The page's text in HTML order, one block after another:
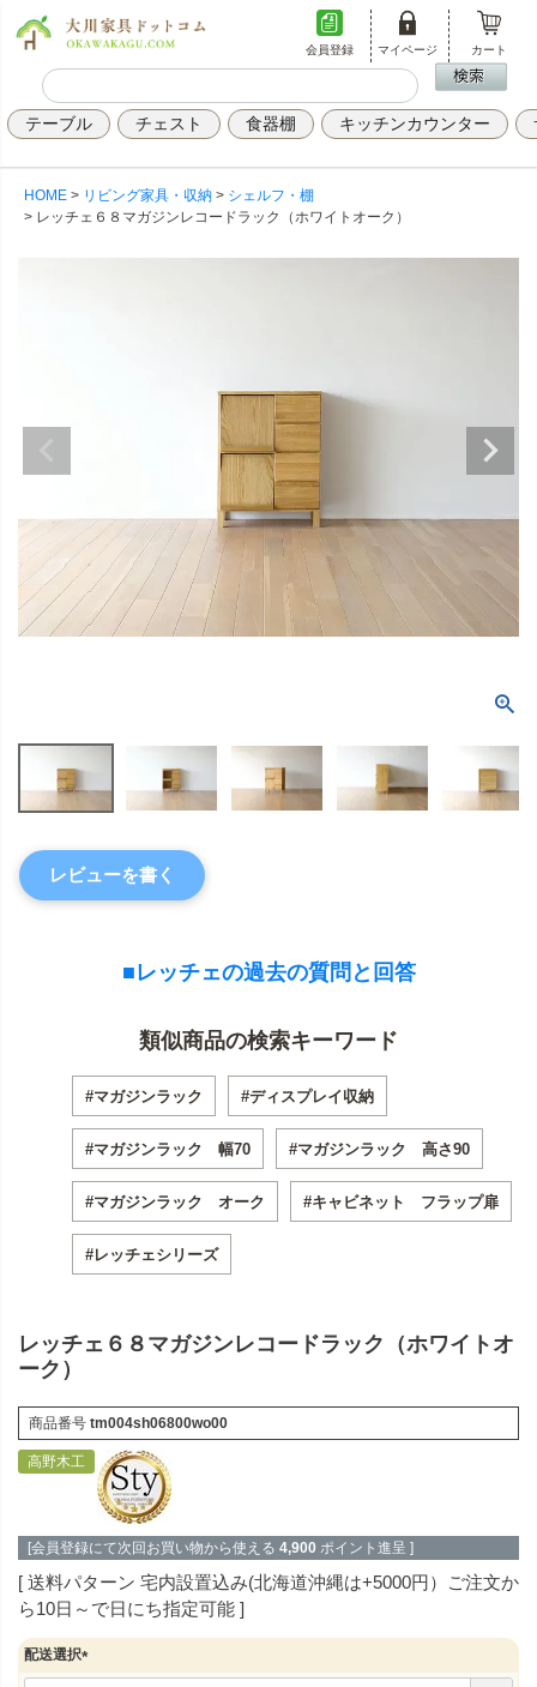
会員登録 マイページ カート
テーブル チェスト 食器棚 キッチンカウンター
HOME リビング家具・収納
シェルフ・棚
レッチェ６８マガジンレコードラック（ホワイトオーク）
レビューを書く
■レッチェの過去の質問と回答
類似商品の検索キーワード
#マガジンラック #ディスプレイ収納
#マガジンラック 幅70 #マガジンラック 高さ90
#マガジンラック オーク #キャビネット フラップ扉
#レッチェシリーズ
レッチェ６８マガジンレコードラック（ホワイトオ
ーク）
商品番号 tm004sh06800wo00
高野木工
[会員登録にて次回お買い物から使える 4,900 ポイント進呈 ]
送料パターン 宅内設置込み(北海道沖縄は+5000円）ご注文か
ら10日～で日にち指定可能
配送選択
(